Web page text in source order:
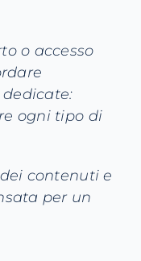
o accesso
ogni tipo di
contenuti e
per un